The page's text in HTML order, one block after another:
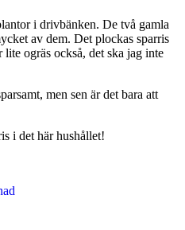
i drivbänken. De två gamla
av dem. Det plockas sparris
ogräs också, det ska jag inte
men sen är det bara att
i det här hushållet!